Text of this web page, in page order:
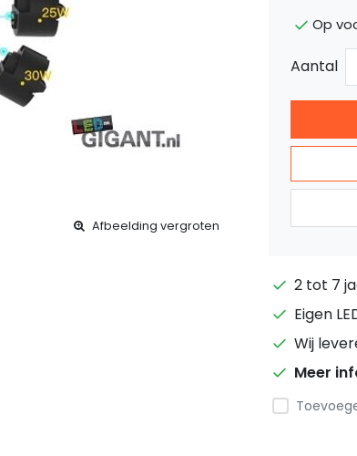
Afbeelding vergroten
Op
Aantal
2 tot 7
Eigen
Wij
Meer